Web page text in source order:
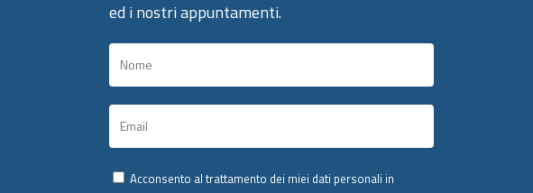
ed i nostri appuntamenti.
Acconsento al trattamento dei miei dati personali in